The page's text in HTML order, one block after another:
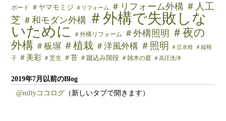
ボード ＃ヤマモミジ ＃リフォーム ＃リフォーム外構 ＃人工
芝 ＃和モダン外構 ＃外構で失敗しな
いために
＃外構リフォーム ＃外構照明 ＃夜の
外構 ＃板塀 ＃植栽 ＃洋風外構 ＃照明 ＃立水栓 ＃縦格
子
＃美彩 ＃芝生 ＃苔 ＃蹴込み階段 ＃雑木の庭 ＃高圧洗浄
2019年7月以前のBlog
@niftyココログ （新しいタブで開きます）